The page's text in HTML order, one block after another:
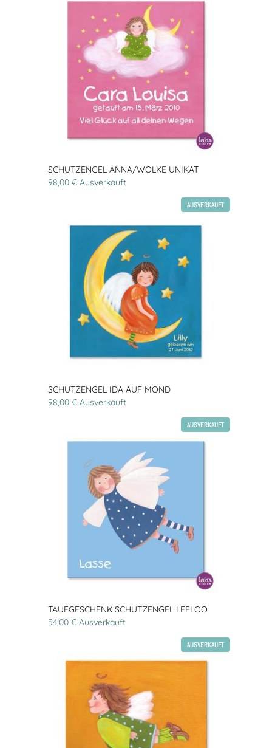
SCHUTZENGEL ANNA/WOLKE UNIKAT
98,00 € Ausverkauft
AUSVERKAUFT
SCHUTZENGEL IDA AUF MOND
98,00 € Ausverkauft
AUSVERKAUFT
TAUFGESCHENK SCHUTZENGEL LEELOO
54,00 € Ausverkauft
AUSVERKAUFT